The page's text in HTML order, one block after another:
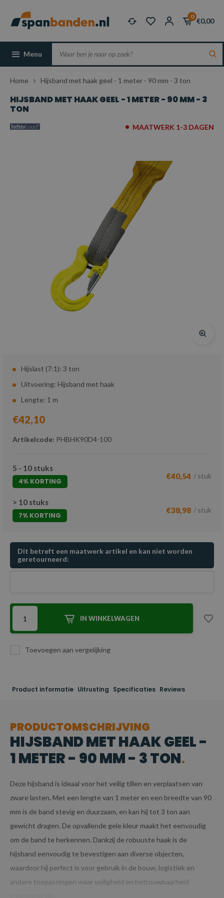
0
€0,00
Menu
Home Hijsband met haak geel - 1 meter - 90 mm - 3 ton
HIJSBAND MET HAAK GEEL - 1 METER - 90 MM - 3
TON
MAATWERK 1-3 DAGEN
Hijslast (7:1): 3 ton
Uitvoering: Hijsband met haak
Lengte: 1 m
€42,10
Artikelcode: PHBHK90D4-100
5 - 10 stuks
4% KORTING
€40,54 / stuk
> 10 stuks
7% KORTING
€38,98 / stuk
Dit betreft een maatwerk artikel en kan niet worden
geretourneerd:
IN WINKELWAGEN
Toevoegen aan vergelijking
Product informatie Uitrusting Specificaties Reviews
PRODUCTOMSCHRIJVING
HIJSBAND MET HAAK GEEL -
1 METER - 90 MM - 3 TON
Deze hijsband is ideaal voor het veilig tillen en verplaatsen van
zware lasten. Met een lengte van 1 meter en een breedte van 90
mm is de band stevig en duurzaam, en kan hij tot 3 ton aan
gewicht dragen. De opvallende gele kleur maakt het eenvoudig
om de band te herkennen. Dankzij de robuuste haak is de
hijsband eenvoudig te bevestigen aan diverse objecten,
waardoor hij perfect is voor gebruik in de bouw, logistiek en
andere toepassingen waar veiligheid en betrouwbaarheid